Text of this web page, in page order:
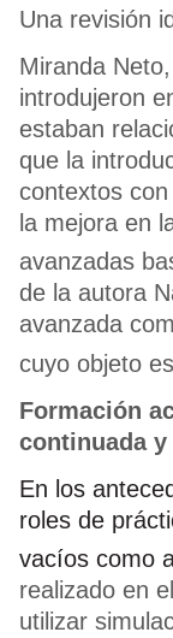
Una revisión
Miranda
introdujeron
estaban
que la
contextos
la mejora en
avanzadas
de la autora
avanzada
cuyo objeto
Formación
continuada y
En los
roles de
vacíos como
realizado en
utilizar